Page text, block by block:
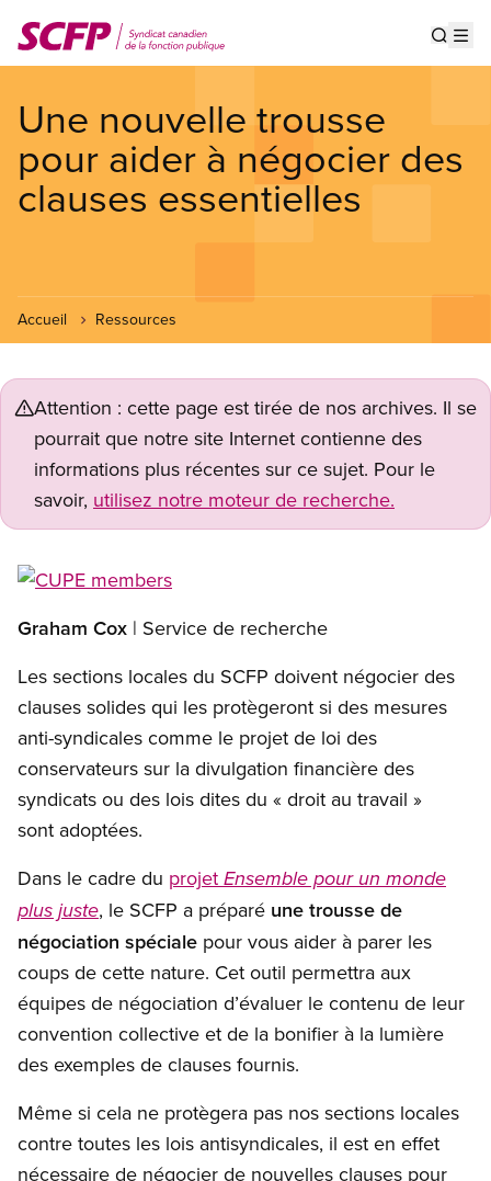
au
contenu
Une nouvelle trousse
pour aider à négocier des
clauses essentielles
Accueil Ressources
Attention : cette page est tirée de nos archives. Il se
pourrait que notre site Internet contienne des
informations plus récentes sur ce sujet. Pour le
savoir, utilisez notre moteur de recherche.
Graham Cox | Service de recherche
Les sections locales du SCFP doivent négocier des
clauses solides qui les protègeront si des mesures
anti-syndicales comme le projet de loi des
conservateurs sur la divulgation financière des
syndicats ou des lois dites du « droit au travail »
sont adoptées.
Dans le cadre du projet Ensemble pour un monde
plus juste, le SCFP a préparé une trousse de
négociation spéciale pour vous aider à parer les
coups de cette nature. Cet outil permettra aux
équipes de négociation d’évaluer le contenu de leur
convention collective et de la bonifier à la lumière
des exemples de clauses fournis.
Même si cela ne protègera pas nos sections locales
contre toutes les lois antisyndicales, il est en effet
nécessaire de négocier de nouvelles clauses pour